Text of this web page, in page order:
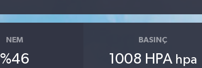
NEM
%46
BASINÇ
1008 HPA hpa